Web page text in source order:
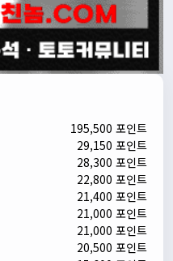
195,500 포인트
29,150 포인트
28,300 포인트
22,800 포인트
21,400 포인트
21,000 포인트
21,000 포인트
20,500 포인트